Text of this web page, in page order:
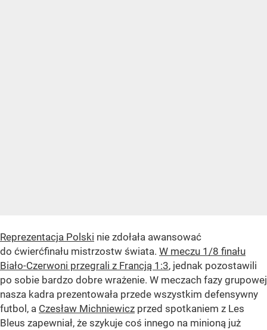
Reprezentacja Polski nie zdołała awansować
do ćwierćfinału mistrzostw świata. W meczu 1/8 finału
Biało-Czerwoni przegrali z Francją 1:3, jednak pozostawili
po sobie bardzo dobre wrażenie. W meczach fazy grupowej
nasza kadra prezentowała przede wszystkim defensywny
futbol, a Czesław Michniewicz przed spotkaniem z Les
Bleus zapewniał, że szykuje coś innego na minioną już